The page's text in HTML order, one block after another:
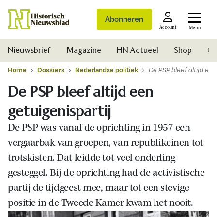
Abonneren
Account Menu
Zoek
Nieuwsbrief Magazine HN Actueel Shop
Home Dossiers Nederlandse politiek De PSP bleef altijd
De PSP bleef altijd een
getuigenispartij
De PSP was vanaf de oprichting in 1957 een
vergaarbak van groepen, van republikeinen tot
trotskisten. Dat leidde tot veel onderling
gesteggel. Bij de oprichting had de activistische
partij de tijdgeest mee, maar tot een stevige
positie in de Tweede Kamer kwam het nooit.